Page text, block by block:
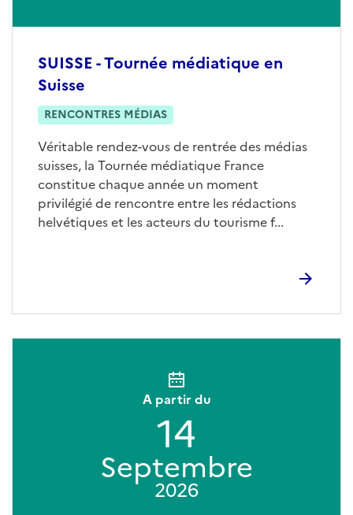
SUISSE - Tournée médiatique en
Suisse
RENCONTRES MÉDIAS
Véritable rendez-vous de rentrée des médias
suisses, la Tournée médiatique France
constitue chaque année un moment
privilégié de rencontre entre les rédactions
helvétiques et les acteurs du tourisme f...
A partir du
14
Septembre
2026